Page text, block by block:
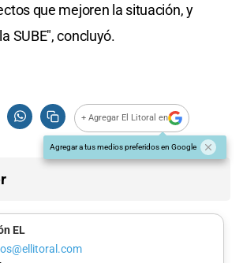
que mejoren la situación, y
SUBE", concluyó.
+ Agregar El Litoral en
Agregar a tus medios preferidos en Google
EL